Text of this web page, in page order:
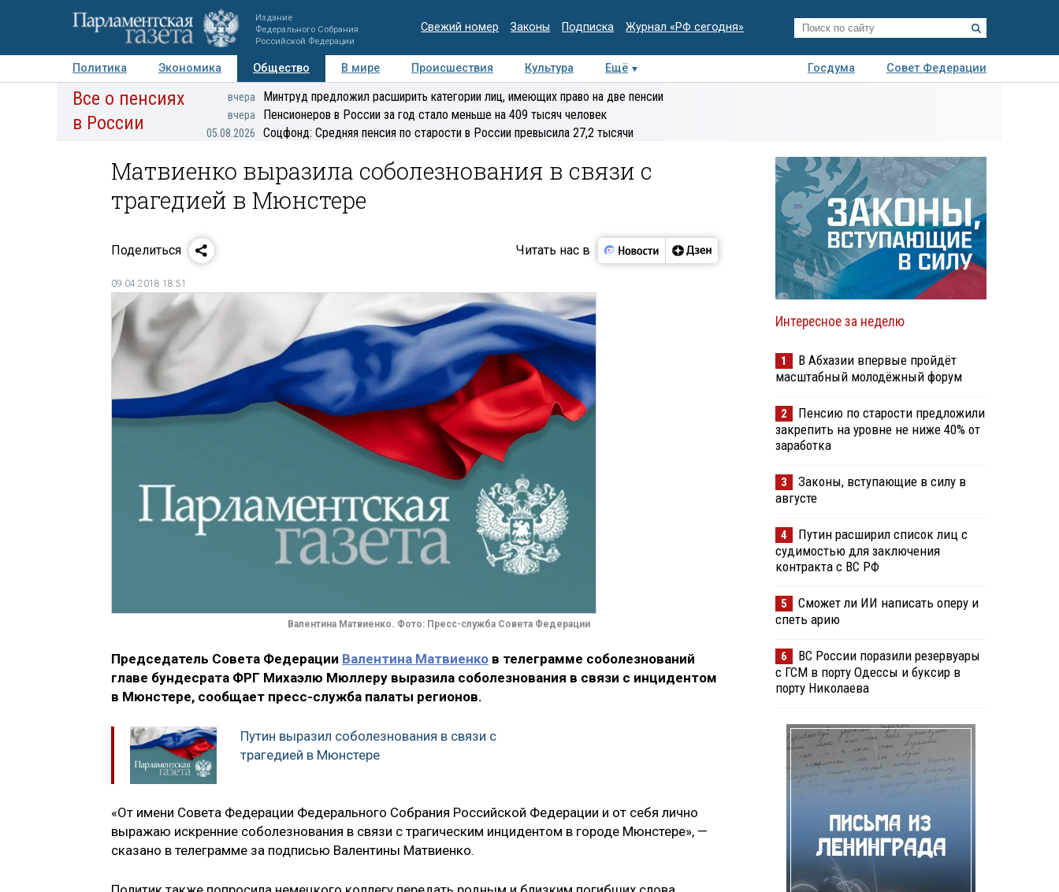
Издание
Федерального Собрания
Российской Федерации
Свежий номер Законы Подписка Журнал «РФ сегодня»
Политика Экономика Общество В мире Происшествия Культура Ещё Госдума
Совет Федерации
Авторы Персоны Мнения Регионы Медиацентр Интервью Колумнисты
Деловая
Все о пенсиях
в России
вчера Минтруд предложил расширить категории лиц, имеющих право на две пенсии
вчера Пенсионеров в России за год стало меньше на 409 тысяч человек
05.08.2026 Соцфонд: Средняя пенсия по старости в России превысила 27,2 тысячи
Матвиенко выразила соболезнования в связи с
трагедией в Мюнстере
Поделиться Читать нас в
09.04.2018 18:51
Валентина Матвиенко. Фото: Пресс-служба Совета Федерации
Председатель Совета Федерации Валентина Матвиенко в телеграмме соболезнований
главе бундесрата ФРГ Михаэлю Мюллеру выразила соболезнования в связи с инцидентом
в Мюнстере, сообщает пресс-служба палаты регионов.
Путин выразил соболезнования в связи с
трагедией в Мюнстере
«От имени Совета Федерации Федерального Собрания Российской Федерации и от себя лично
выражаю искренние соболезнования в связи с трагическим инцидентом в городе Мюнстере», —
сказано в телеграмме за подписью Валентины Матвиенко.
Интересное за неделю
1
В Абхазии впервые пройдёт
масштабный молодёжный форум
2
Пенсию по старости предложили
закрепить на уровне не ниже 40% от
заработка
3
Законы, вступающие в силу в
августе
4
Путин расширил список лиц с
судимостью для заключения
контракта с ВС РФ
5
Сможет ли ИИ написать оперу и
спеть арию
6
ВС России поразили резервуары
с ГСМ в порту Одессы и буксир в
порту Николаева